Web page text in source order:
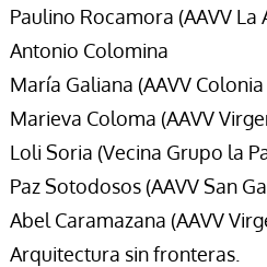
Paulino Rocamora (AAVV La
Antonio Colomina
María Galiana (AAVV
Marieva Coloma (AAVV
Loli Soria (Vecina Grupo la
Paz Sotodosos (AAVV San
Abel Caramazana (AAVV
Arquitectura sin fronteras.